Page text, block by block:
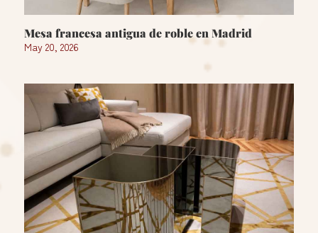
Mesa francesa antigua de roble en Madrid
May 20, 2026